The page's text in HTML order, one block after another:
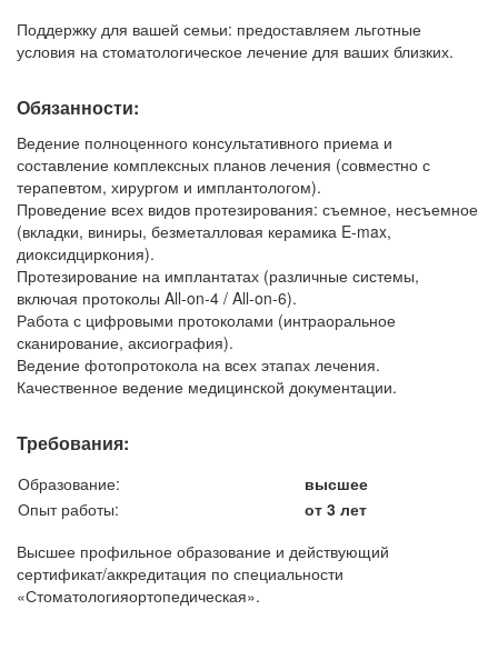
Поддержку для вашей семьи: предоставляем льготные
условия на стоматологическое лечение для ваших близких.
Обязанности:
Ведение полноценного консультативного приема и
составление комплексных планов лечения (совместно с
терапевтом, хирургом и имплантологом).
Проведение всех видов протезирования: съемное, несъемное
(вкладки, виниры, безметалловая керамика E-max,
диоксидциркония).
Протезирование на имплантатах (различные системы,
включая протоколы All-on-4 / All-on-6).
Работа с цифровыми протоколами (интраоральное
сканирование, аксиография).
Ведение фотопротокола на всех этапах лечения.
Качественное ведение медицинской документации.
Требования:
Образование:
высшее
Опыт работы:
от 3 лет
Высшее профильное образование и действующий
сертификат/аккредитация по специальности
«Стоматологияортопедическая».